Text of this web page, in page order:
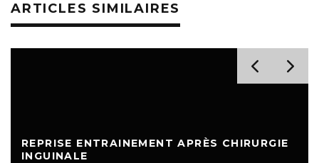
ARTICLES SIMILAIRES
REPRISE ENTRAINEMENT APRÈS CHIRURGIE
INGUINALE